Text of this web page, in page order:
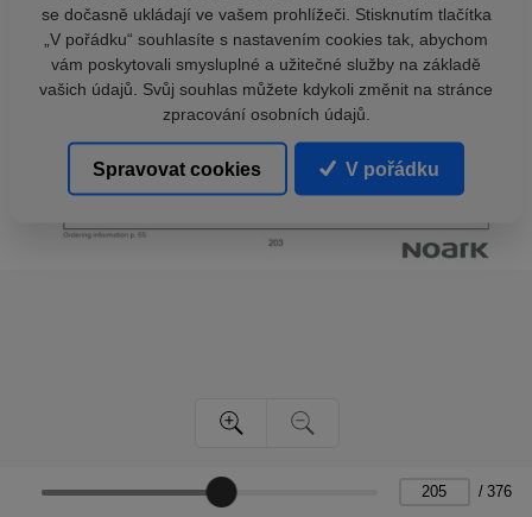
/ 376
se dočasně ukládají ve vašem prohlížeči. Stisknutím tlačítka
„V pořádku“ souhlasíte s nastavením cookies tak, abychom
vám poskytovali smysluplné a užitečné služby na základě
vašich údajů. Svůj souhlas můžete kdykoli změnit na stránce
zpracování osobních údajů.
Spravovat cookies V pořádku